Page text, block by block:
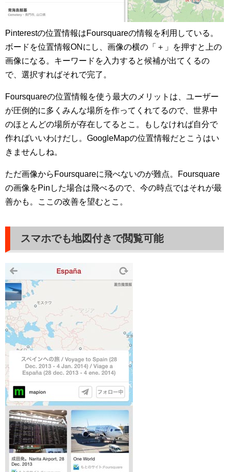
Pinterestの位置情報はFoursquareの情報を利用している。
ボードを位置情報ONにし、画像の横の「＋」を押すと上の
画像になる。キーワードを入力すると候補が出てくるの
で、選択すればそれで完了。
Foursquareの位置情報を使う最大のメリットは、ユーザー
が圧倒的に多くみんな場所を作ってくれてるので、世界中
のほとんどの場所が存在してるとこ。もしなければ自分で
作ればいいわけだし。GoogleMapの位置情報だとこうはい
きませんしね。
ただ画像からFoursquareに飛べないのが難点。Foursquare
の画像をPinした場合は飛べるので、今の時点ではそれが最
善かも。ここの改善を望むとこ。
スマホでも地図付きで閲覧可能